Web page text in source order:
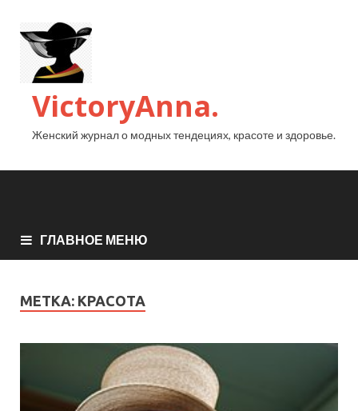
VictoryAnna.
Женский журнал о модных тендециях, красоте и здоровье.
ГЛАВНОЕ МЕНЮ
МЕТКА: КРАСОТА